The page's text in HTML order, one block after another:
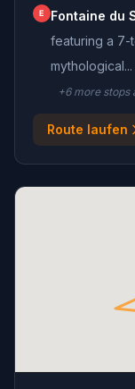
E Fontaine du
featuring a 7-
mythological...
+6more stops
Route laufen